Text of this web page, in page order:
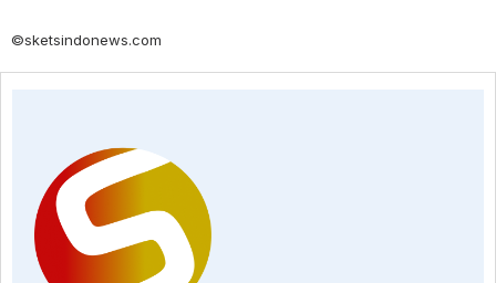
©sketsindonews.com